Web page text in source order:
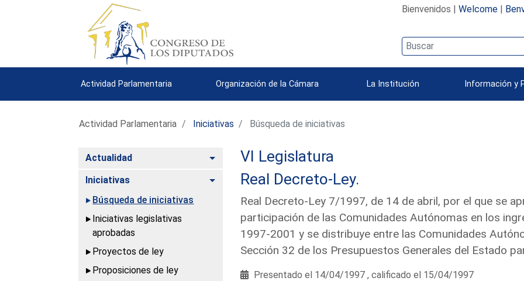
Bienvenidos | Welcome|
Actividad Parlamentaria Organización de la Cámara La Institución Información y
Actividad Parlamentaria Iniciativas Búsqueda de iniciativas
Actualidad Alternar
Iniciativas
Alternar
Búsqueda de iniciativas
Iniciativas legislativas
aprobadas
Proyectos de ley
Proposiciones de ley
VI Legislatura
Real Decreto-Ley.
Real Decreto-Ley 7/1997, de 14 de abril, por el que se
participación de las Comunidades Autónomas en los
1997-2001 y se distribuye entre las Comunidades
Sección 32 de los Presupuestos Generales del Estado
Presentado el 14/04/1997 , calificado el 15/04/1997